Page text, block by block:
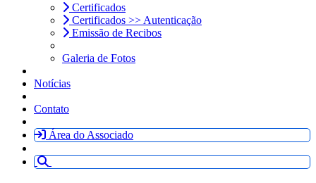
Certificados
Certificados >> Autenticação
Emissão de Recibos
Galeria de Fotos
Notícias
Contato
Área do Associado